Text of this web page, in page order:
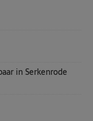
in Serkenrode